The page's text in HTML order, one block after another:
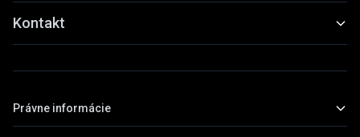
Funkcie
Ukážky
Stiahnuť
Kontakt
Praha, Česká republika
Právne informácie